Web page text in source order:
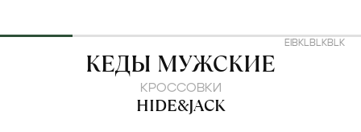
EIBKLBLKBLK
HIDE&JACK
КЕДЫ МУЖСКИЕ
КРОССОВКИ
HIDE&JACK